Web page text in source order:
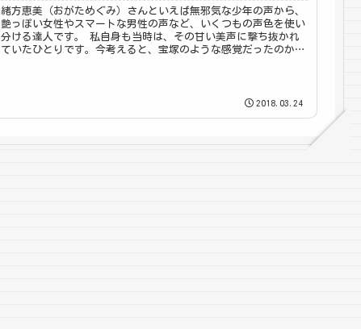
緒方恵美（おがためぐみ）さんといえば無邪気な少年の声から、
艶っぽい女性やスマートな男性の声など、いくつもの声色を使い
分ける達人です。 私自身も当時は、その甘い美声に撃ち抜かれ
ていたひとりです。今考えると、宝塚のような感覚だったのかも
2018.03.24